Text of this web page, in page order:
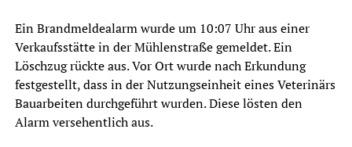
Ein Brandmeldealarm wurde um 10:07 Uhr aus einer
Verkaufsstätte in der Mühlenstraße gemeldet. Ein
Löschzug rückte aus. Vor Ort wurde nach Erkundung
festgestellt, dass in der Nutzungseinheit eines Veterinärs
Bauarbeiten durchgeführt wurden. Diese lösten den
Alarm versehentlich aus.